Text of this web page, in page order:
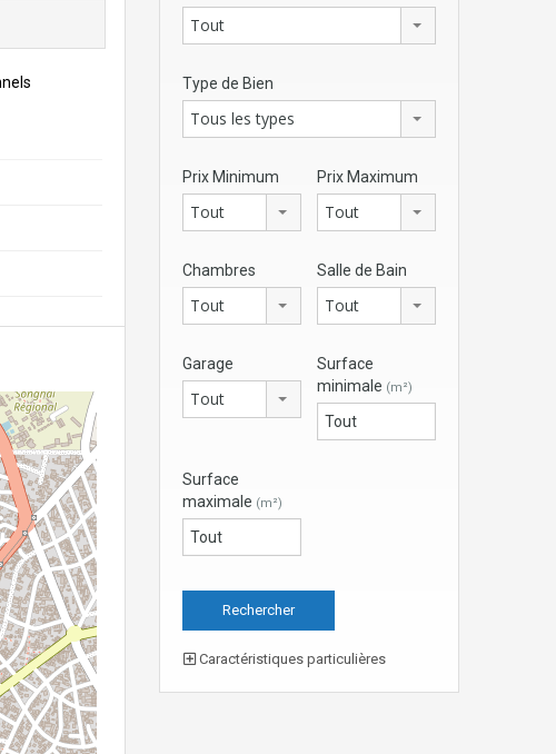
Tout
Type de Bien
Tous les types
Prix Minimum
Tout
Prix Maximum
Tout
Chambres
Tout
Salle de Bain
Tout
Garage
Tout
Surface
minimale (m²)
Surface
maximale (m²)
Caractéristiques particulières